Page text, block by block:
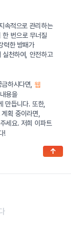
속적으로 관리하는
한 번으로 무너질
력한 방패가
실천하여, 안전하고
하시다면, 웹
용을
만듭니다. 또한,
획 중이라면,
세요. 저희 이파트
!
↑